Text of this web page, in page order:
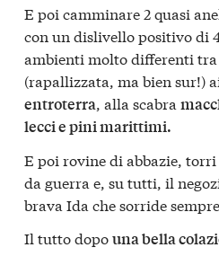
E poi camminare 2 quasi
con un dislivello positivo di
ambienti molto differenti tra
(rapallizzata, ma bien sur!)
entroterra, alla scabra
lecci e pini marittimi.
E poi rovine di abbazie,
da guerra e, su tutti, il
brava Ida che sorride
Il tutto dopouna bella